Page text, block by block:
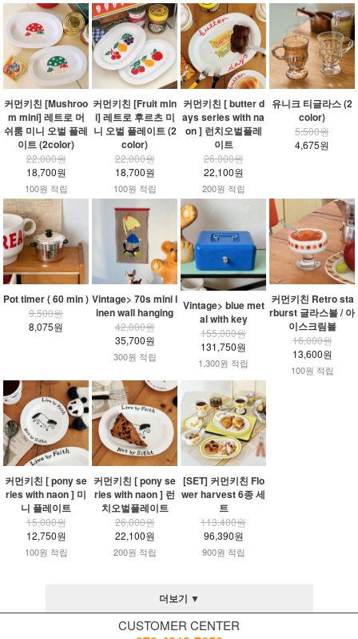
커먼키친 [Mushroo
m mini] 레트로 머
쉬룸 미니 오벌 플레
이트 (2color)
22,000원
18,700원
100원 적립
커먼키친 [Fruit min
i] 레트로 후르츠 미
니 오벌 플레이트 (2
color)
22,000원
18,700원
100원 적립
커먼키친 [ butter d
ays series with na
on ] 런치오벌플레
이트
26,000원
22,100원
200원 적립
유니크 티글라스 (2
color)
5,500원
4,675원
Pot timer ( 60 min )
9,500원
8,075원
Vintage> 70s mini l
inen wall hanging
42,000원
35,700원
300원 적립
Vintage> blue met
al with key
155,000원
131,750원
1,300원 적립
커먼키친 Retro sta
rburst 글라스볼 / 아
이스크림볼
16,000원
13,600원
100원 적립
커먼키친 [ pony se
ries with naon ] 미
니 플레이트
15,000원
12,750원
100원 적립
커먼키친 [ pony se
ries with naon ] 런
치오벌플레이트
26,000원
22,100원
200원 적립
[SET] 커먼키친 Flo
wer harvest 6종 세
트
113,400원
96,390원
900원 적립
더보기 ▼
CUSTOMER CENTER